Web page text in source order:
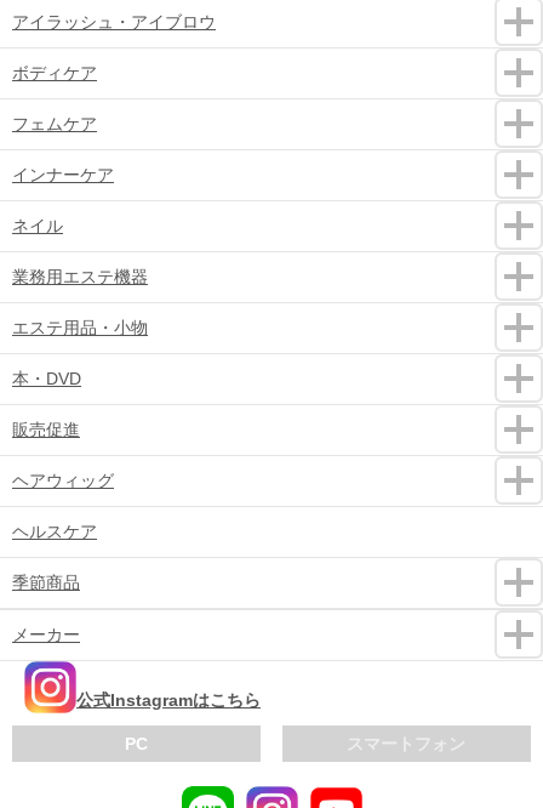
アイラッシュ・アイブロウ
ボディケア
フェムケア
インナーケア
ネイル
業務用エステ機器
エステ用品・小物
本・DVD
販売促進
ヘアウィッグ
ヘルスケア
季節商品
メーカー
公式Instagramはこちら
スマートフォン
PC